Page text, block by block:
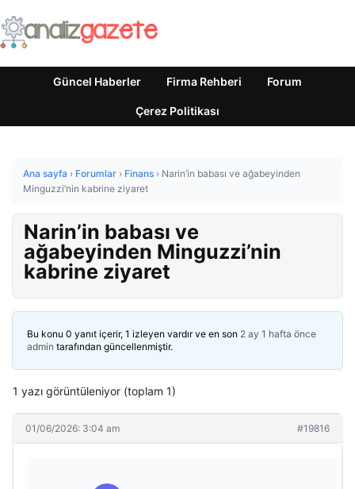
Güncel Haberler Firma Rehberi Forum
Çerez Politikası
Ana sayfa › Forumlar › Finans › Narin’in babası ve ağabeyinden
Minguzzi’nin kabrine ziyaret
Narin’in babası ve
ağabeyinden Minguzzi’nin
kabrine ziyaret
Bu konu 0 yanıt içerir, 1 izleyen vardır ve en son 2 ay 1 hafta önce
admin tarafından güncellenmiştir.
1 yazı görüntüleniyor (toplam 1)
01/06/2026: 3:04 am #19816